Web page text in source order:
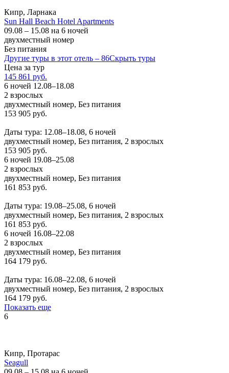
Кипр, Ларнака
Sun Hall Beach Hotel Apartments
09.08 – 15.08 на 6 ночей
двухместный номер
Без питания
Другие туры в этот отель – 86Скрыть туры
Цена за тур
145 861 руб.
6 ночей 12.08–18.08
2 взрослых
двухместный номер, Без питания
153 905 руб.
Даты тура: 12.08–18.08, 6 ночей
двухместный номер, Без питания, 2 взрослых
153 905 руб.
6 ночей 19.08–25.08
2 взрослых
двухместный номер, Без питания
161 853 руб.
Даты тура: 19.08–25.08, 6 ночей
двухместный номер, Без питания, 2 взрослых
161 853 руб.
6 ночей 16.08–22.08
2 взрослых
двухместный номер, Без питания
164 179 руб.
Даты тура: 16.08–22.08, 6 ночей
двухместный номер, Без питания, 2 взрослых
164 179 руб.
Показать еще
6
Кипр, Протарас
Seagull